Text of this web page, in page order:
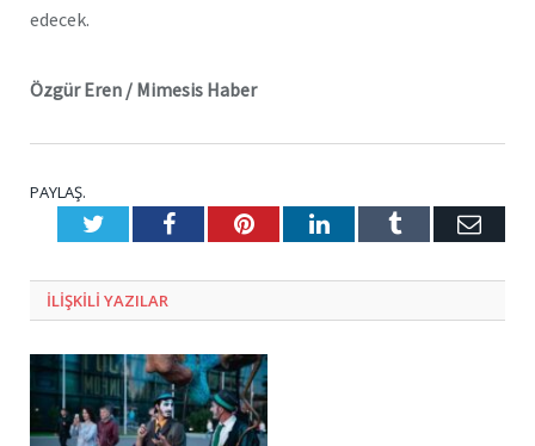
edecek.
Özgür Eren / Mimesis Haber
PAYLAŞ.
TwitterFacebookPinterestLinkedInTumblr E-
ILIŞKILI YAZILAR